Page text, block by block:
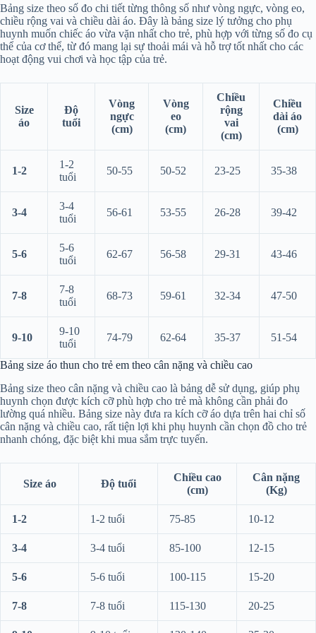
Bảng size theo số đo chi tiết từng thông số như vòng ngực, vòng eo,
chiều rộng vai và chiều dài áo. Đây là bảng size lý tưởng cho phụ
huynh muốn chiếc áo vừa vặn nhất cho trẻ, phù hợp với từng số đo cụ
thể của cơ thể, từ đó mang lại sự thoải mái và hỗ trợ tốt nhất cho các
hoạt động vui chơi và học tập của trẻ.
Size
áo
Độ
tuổi
Vòng
ngực
(cm)
Vòng
eo
(cm)
Chiều
rộng
vai
(cm)
Chiều
dài áo
(cm)
1-2
1-2
tuổi
50-55 50-52 23-25 35-38
3-4
3-4
tuổi
56-61 53-55 26-28 39-42
5-6
5-6
tuổi
62-67 56-58 29-31 43-46
7-8
7-8
tuổi
68-73 59-61 32-34 47-50
9-10
9-10
tuổi
74-79 62-64 35-37 51-54
Bảng size áo thun cho trẻ em theo cân nặng và chiều cao
Bảng size theo cân nặng và chiều cao là bảng dễ sử dụng, giúp phụ
huynh chọn được kích cỡ phù hợp cho trẻ mà không cần phải đo
lường quá nhiều. Bảng size này đưa ra kích cỡ áo dựa trên hai chỉ số
cân nặng và chiều cao, rất tiện lợi khi phụ huynh cần chọn đồ cho trẻ
nhanh chóng, đặc biệt khi mua sắm trực tuyến.
Size áo Độ tuổi
Chiều cao
(cm)
Cân nặng
(Kg)
1-2 1-2 tuổi 75-85 10-12
3-4 3-4 tuổi 85-100 12-15
5-6 5-6 tuổi 100-115 15-20
7-8 7-8 tuổi 115-130 20-25